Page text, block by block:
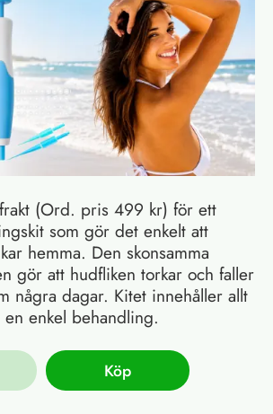
(Ord. pris 499 kr) för ett
som gör det enkelt att
hemma. Den skonsamma
gör att hudfliken torkar och faller
några dagar. Kitet innehåller allt
enkel behandling.
Köp